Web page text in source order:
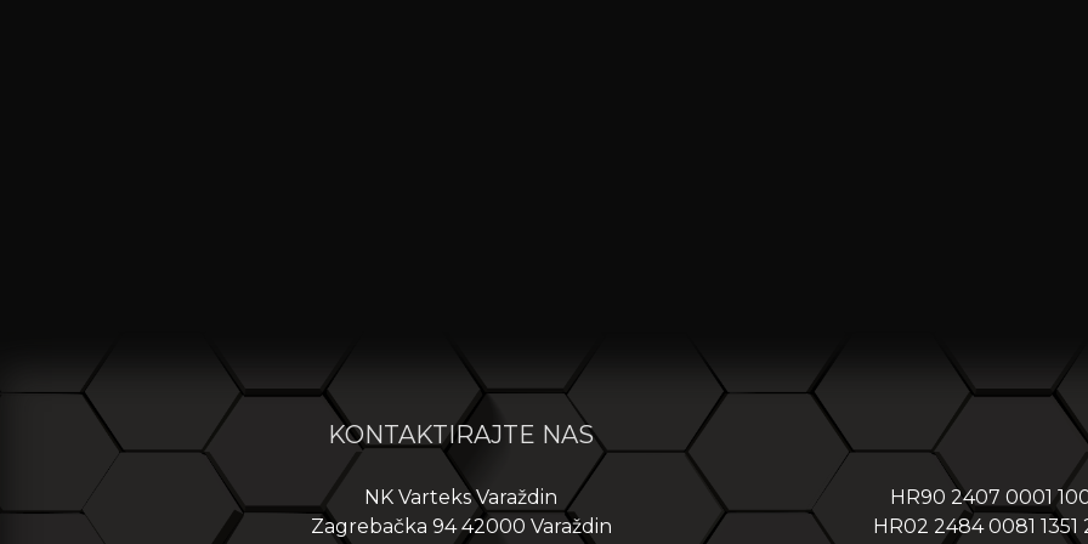
KONTAKTIRAJTE NAS
NK Varteks Varaždin
Zagrebačka 94 42000 Varaždin
HR90 2407 0001
HR02 2484 0081 1351